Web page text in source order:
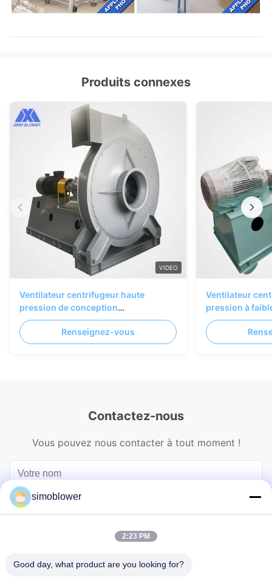
Produits connexes
VIDEO
Ventilateur centrifugeur haute
pression de conception
personnalisée pour une résistance à
haute température et un transport de
gaz économe en énergie
Renseignez-vous
Ventilateur
pression à
ventilateur
matériaux
Contactez-nous
Vous pouvez nous contacter à tout moment !
simoblower
2:23 PM
Good day, what product are you looking for?